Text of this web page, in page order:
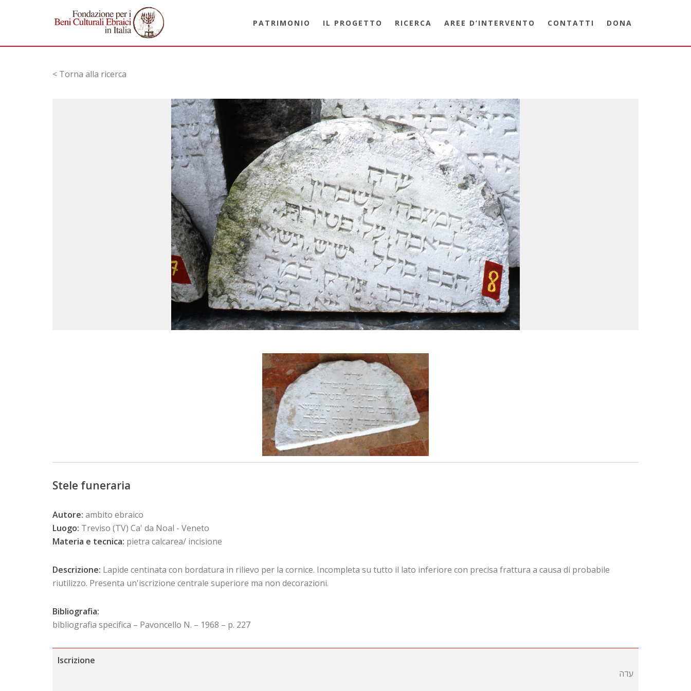
PATRIMONIO IL PROGETTO RICERCA AREE D’INTERVENTO CONTATTI DONA
< Torna alla ricerca
Stele funeraria
Autore: ambito ebraico
Luogo: Treviso (TV) Ca' da Noal - Veneto
Materia e tecnica: pietra calcarea/ incisione
Descrizione: Lapide centinata con bordatura in rilievo per la cornice. Incompleta su tutto il lato inferiore con precisa frattura a causa di probabile
riutilizzo. Presenta un'iscrizione centrale superiore ma non decorazioni.
Bibliografia:
bibliografia specifica – Pavoncello N. – 1968 – p. 227
Iscrizione
עדה